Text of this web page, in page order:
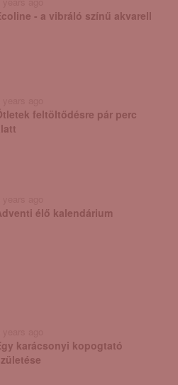
- a vibráló színű akvarell
feltöltődésre pár perc
élő kalendárium
karácsonyi kopogtató